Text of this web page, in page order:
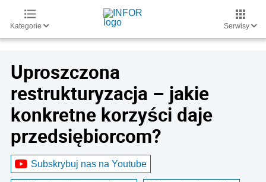
Kategorie Serwisy
Uproszczona
restrukturyzacja – jakie
konkretne korzyści daje
przedsiębiorcom?
Subskrybuj nas na Youtube